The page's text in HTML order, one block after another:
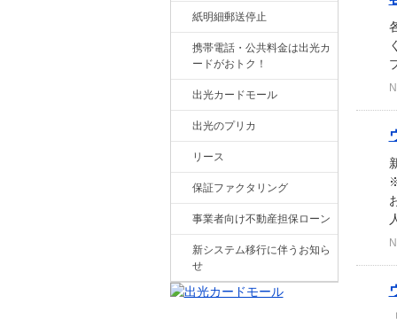
紙明細郵送停止
携帯電話・公共料金は出光カ
ードがおトク！
出光カードモール
出光のプリカ
リース
保証ファクタリング
事業者向け不動産担保ローン
新システム移行に伴うお知ら
せ